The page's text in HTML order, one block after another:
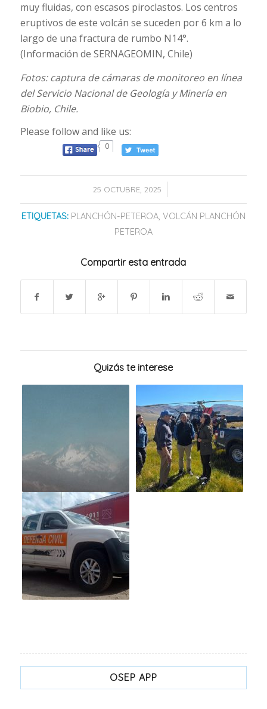
muy fluidas, con escasos piroclastos. Los centros
eruptivos de este volcán se suceden por 6 km a lo
largo de una fractura de rumbo N14°.
(Información de SERNAGEOMIN, Chile)
Fotos: captura de cámaras de monitoreo en línea
del Servicio Nacional de Geología y Minería en
Biobio, Chile.
Please follow and like us:
0
25 OCTUBRE, 2025
/
ETIQUETAS: PLANCHÓN-PETEROA, VOLCÁN PLANCHÓN
PETEROA
Compartir esta entrada
Quizás te interese
OSEP APP